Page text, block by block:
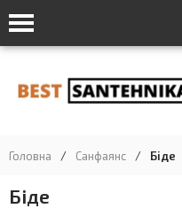
Головна / Санфаянс / Біде
Біде